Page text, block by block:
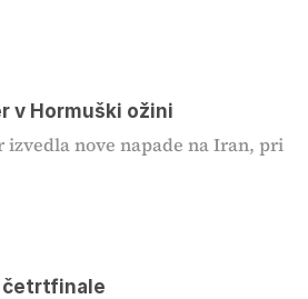
v Hormuški ožini
izvedla nove napade na Iran, pri
četrtfinale